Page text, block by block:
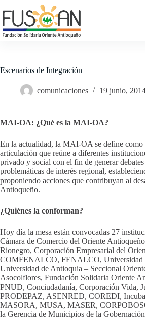
al
contenido
Escenarios de Integración
comunicaciones 19 junio,
MAI-OA: ¿Qué es la MAI-OA?
En la actualidad, la MAI-OA se define como
articulación que reúne a diferentes
privado y social con el fin de generar
problemáticas de interés regional,
proponiendo acciones que contribuyan al
Antioqueño.
¿Quiénes la conforman?
Hoy día la mesa están convocadas 27
Cámara de Comercio del Oriente
Rionegro, Corporación Empresarial del
COMFENALCO, FENALCO, Universidad
Universidad de Antioquia – Seccional
Asocolflores, Fundación Solidaria Oriente
PNUD, Conciudadanía, Corporación Vida,
PRODEPAZ, ASENRED, COREDI,
MASORA, MUSA, MASER,
la Gerencia de Municipios de la